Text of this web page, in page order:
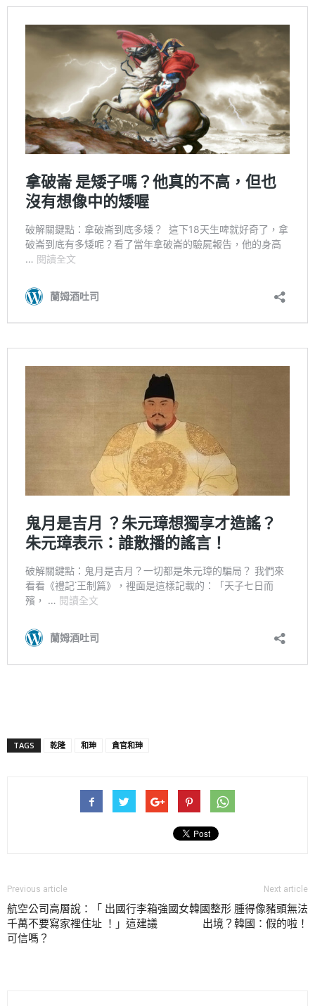
TAGS 乾隆 和珅 貪官和珅
Previous article
航空公司高層說：「 出國行李箱
千萬不要寫家裡住址 ！」這建議
可信嗎？
Next article
強國女韓國整形 腫得像豬頭無法
出境？韓國：假的啦！